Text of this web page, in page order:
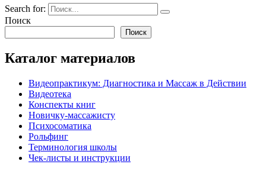
Search for:
Поиск
Поиск
Каталог материалов
Видеопрактикум: Диагностика и Массаж в Действии
Видеотека
Конспекты книг
Новичку-массажисту
Психосоматика
Рольфинг
Терминология школы
Чек-листы и инструкции